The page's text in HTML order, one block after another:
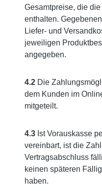
Gesamtpreise, die
enthalten.
Liefer- und
jeweiligen
angegeben.
4.2 Die
dem Kunden im
mitgeteilt.
4.3 Ist Vorauskasse
vereinbart, ist die
Vertragsabschluss
keinen späteren
haben.